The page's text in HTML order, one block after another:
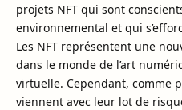
projets NFT qui sont
environnemental et qui
Les NFT représentent une
dans le monde de l’art
virtuelle. Cependant, comme
viennent avec leur lot de